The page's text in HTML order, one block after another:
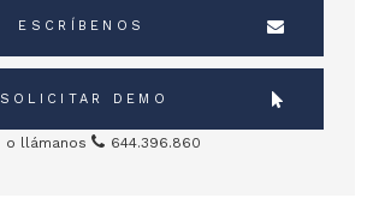
ESCRÍBENOS
SOLICITAR DEMO
o llámanos 644.396.860